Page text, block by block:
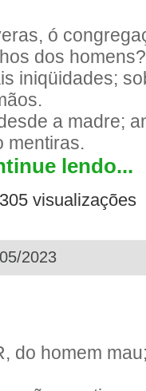
ó
dos homens?
iniqüidades;
a madre;
mentiras.
lendo...
visualizações
2023
do homem